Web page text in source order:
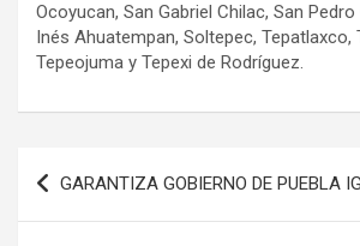
Ocoyucan, San Gabriel Chilac, San
Inés Ahuatempan, Soltepec, Tepatlaxco,
Tepeojuma y Tepexi de Rodríguez.
Navegación
de
GARANTIZA GOBIERNO DE PUEBLA